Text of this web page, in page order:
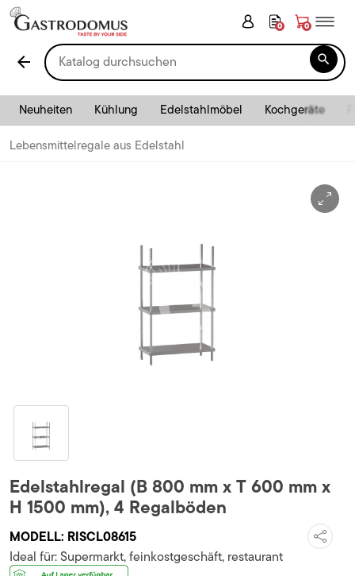
0 0
arrow_back 
Neuheiten Kühlung Edelstahlmöbel Kochgeräte
Lebensmittelregale aus Edelstahl
Edelstahlregal (B 800 mm x T 600 mm x
H 1500 mm), 4 Regalböden
MODELL: RISCL08615
Ideal für:Supermarkt, feinkostgeschäft, restaurant